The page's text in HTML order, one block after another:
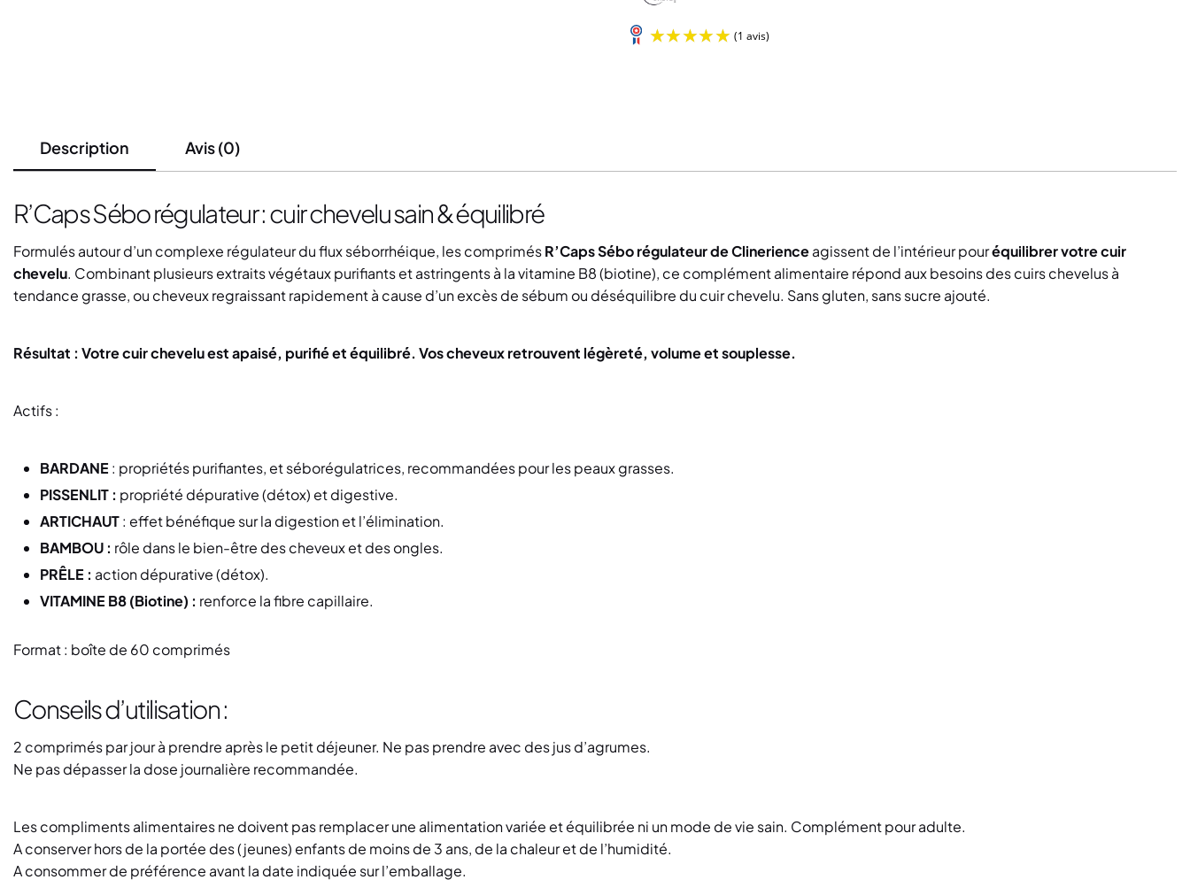
Description Avis (0)
R’Caps Sébo régulateur : cuir chevelu sain & équilibré
Formulés autour d’un complexe régulateur du flux séborrhéique, les comprimésR’Caps Sébo régulateur de Clinerienceagissent de l’intérieur pouréquilibrer votre cuir
chevelu. Combinant plusieurs extraits végétaux purifiants et astringents à la vitamine B8 (biotine), ce complément alimentaire répond aux besoins des cuirs chevelus à
tendance grasse, ou cheveux regraissant rapidement à cause d’un excès de sébum ou déséquilibre du cuir chevelu. Sans gluten, sans sucre ajouté.
Résultat : Votre cuir chevelu est apaisé, purifié et équilibré. Vos cheveux retrouvent légèreté, volume et souplesse.
Actifs :
BARDANE : propriétés purifiantes, et séborégulatrices, recommandées pour les peaux grasses.
PISSENLIT : propriété dépurative (détox) et digestive.
ARTICHAUT: effet bénéfique sur la digestion et l’élimination.
BAMBOU : rôle dans le bien-être des cheveux et des ongles.
PRÊLE : action dépurative (détox).
VITAMINE B8 (Biotine) : renforce la fibre capillaire.
Format : boîte de 60 comprimés
Conseils d’utilisation :
2 comprimés par jour à prendre après le petit déjeuner. Ne pas prendre avec des jus d’agrumes.
Ne pas dépasser la dose journalière recommandée.
Les compliments alimentaires ne doivent pas remplacer une alimentation variée et équilibrée ni un mode de vie sain. Complément pour adulte.
A conserver hors de la portée des (jeunes) enfants de moins de 3 ans, de la chaleur et de l’humidité.
A consommer de préférence avant la date indiquée sur l’emballage.